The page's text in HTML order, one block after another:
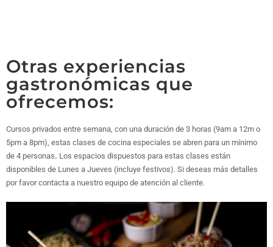
Otras experiencias
gastronómicas que
ofrecemos:
Cursos privados entre semana, con una duración de 3 horas (9am a 12m o
5pm a 8pm), estas clases de cocina especiales se abren para un mínimo
de 4 personas. Los espacios dispuestos para estas clases están
disponibles de Lunes a Jueves (incluye festivos). Si deseas más detalles
por favor contacta a nuestro equipo de atención al cliente.